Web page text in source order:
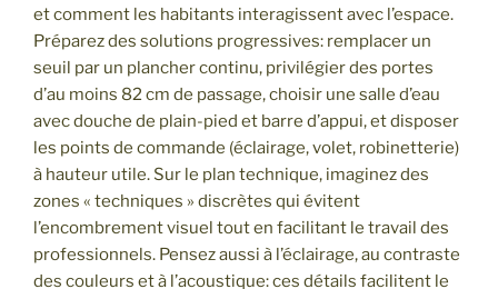
et comment les habitants interagissent avec l’espace.
Préparez des solutions progressives: remplacer un
seuil par un plancher continu, privilégier des portes
d’au moins 82 cm de passage, choisir une salle d’eau
avec douche de plain-pied et barre d’appui, et disposer
les points de commande (éclairage, volet, robinetterie)
à hauteur utile. Sur le plan technique, imaginez des
zones « techniques » discrètes qui évitent
l’encombrement visuel tout en facilitant le travail des
professionnels. Pensez aussi à l’éclairage, au contraste
des couleurs et à l’acoustique: ces détails facilitent le